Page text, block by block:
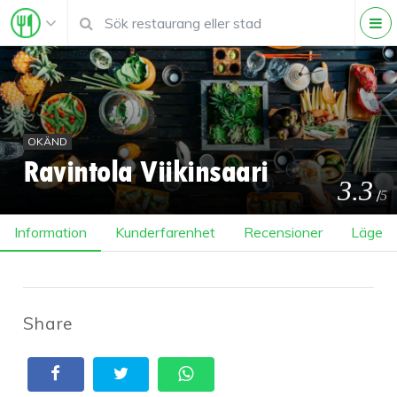
OKÄND
Ravintola Viikinsaari 3.3 /5
Information Kunderfarenhet Recensioner Läge
Share